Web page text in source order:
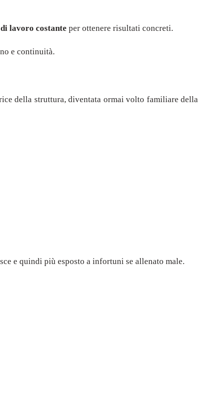
lavoro costante per ottenere risultati concreti.
e continuità.
della struttura, diventata ormai volto familiare della
e quindi più esposto a infortuni se allenato male.